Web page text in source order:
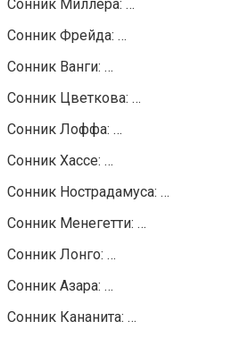
Сонник Миллера: …
Сонник Фрейда: …
Сонник Ванги: …
Сонник Цветкова: …
Сонник Лоффа: …
Сонник Хассе: …
Сонник Нострадамуса: …
Сонник Менегетти: …
Сонник Лонго: …
Сонник Азара: …
Сонник Кананита: …